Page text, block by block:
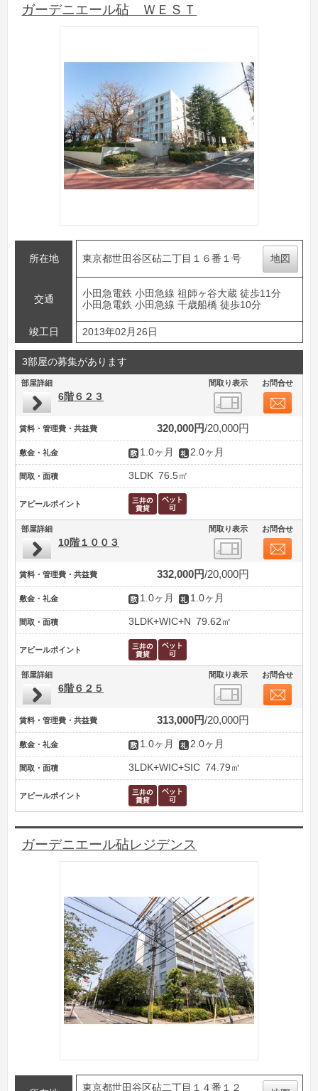
ガーデニエール砧 ＷＥＳＴ
所在地 東京都世田谷区砧二丁目１６番１号 地図
交通
小田急電鉄 小田急線 祖師ヶ谷大蔵 徒歩11分
小田急電鉄 小田急線 千歳船橋 徒歩10分
竣工日 2013年02月26日
3部屋の募集があります
部屋詳細 間取り表示 お問合せ
6階６２３
賃料・管理費・共益費 320,000円 20,000円
敷金・礼金 1.0ヶ月 2.0ヶ月
間取・面積 3LDK 76.5㎡
アピールポイント
部屋詳細 間取り表示 お問合せ
10階１００３
賃料・管理費・共益費 332,000円 20,000円
敷金・礼金 1.0ヶ月 1.0ヶ月
間取・面積 3LDK+WIC+N 79.62㎡
アピールポイント
部屋詳細 間取り表示 お問合せ
6階６２５
賃料・管理費・共益費 313,000円 20,000円
敷金・礼金 1.0ヶ月 2.0ヶ月
間取・面積 3LDK+WIC+SIC 74.79㎡
アピールポイント
ガーデニエール砧レジデンス
東京都世田谷区砧二丁目１４番１２